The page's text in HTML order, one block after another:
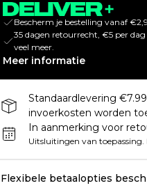
Bescherm je bestelling vanaf
35 dagen retourrecht, €5 per
veel meer.
Meer informatie
Standaardlevering
invoerkosten worden
In aanmerking voor
Uitsluitingen van toepassing.
Flexibele betaalopties